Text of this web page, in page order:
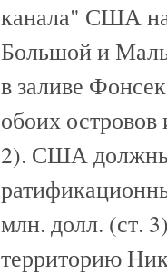
канала" США на
Большой и
в заливе
обоих
2). США должны
млн. долл. (ст.
территорию